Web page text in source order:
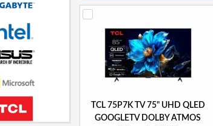
TCL 75P7K TV 75" UHD QLED
GOOGLETV DOLBY ATMOS